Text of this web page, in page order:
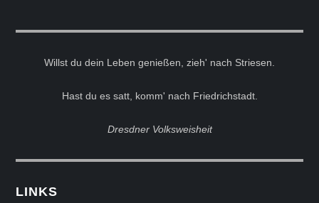
Willst du dein Leben genießen, zieh' nach Striesen.
Hast du es satt, komm' nach Friedrichstadt.
Dresdner Volksweisheit
LINKS